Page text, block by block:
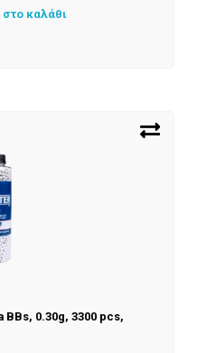
καλάθι
BBs, 0.30g, 3300 pcs,